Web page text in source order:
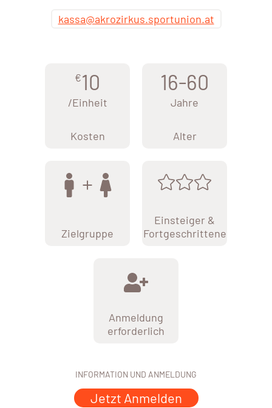
kassa@akrozirkus.sportunion.at
€10
/Einheit
Kosten
16-60
Jahre
Alter
Zielgruppe
Einsteiger &
Fortgeschrittene
Anmeldung
erforderlich
INFORMATION UND ANMELDUNG
Jetzt Anmelden